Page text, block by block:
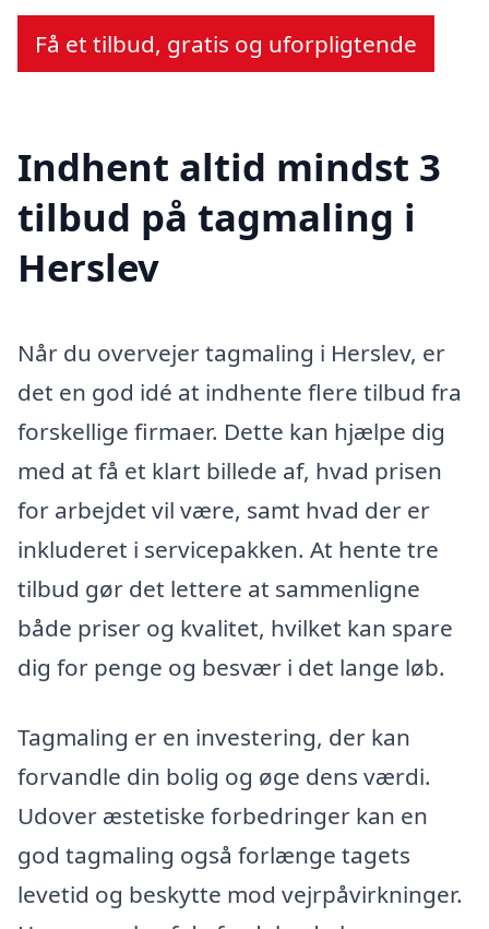
Få et tilbud, gratis og uforpligtende
Indhent altid mindst 3
tilbud på tagmaling i
Herslev
Når du overvejer tagmaling i Herslev, er
det en god idé at indhente flere tilbud fra
forskellige firmaer. Dette kan hjælpe dig
med at få et klart billede af, hvad prisen
for arbejdet vil være, samt hvad der er
inkluderet i servicepakken. At hente tre
tilbud gør det lettere at sammenligne
både priser og kvalitet, hvilket kan spare
dig for penge og besvær i det lange løb.
Tagmaling er en investering, der kan
forvandle din bolig og øge dens værdi.
Udover æstetiske forbedringer kan en
god tagmaling også forlænge tagets
levetid og beskytte mod vejrpåvirkninger.